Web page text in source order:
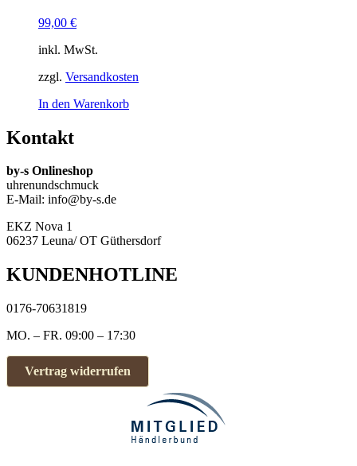
99,00 €
inkl. MwSt.
zzgl. Versandkosten
In den Warenkorb
Kontakt
by-s Onlineshop
uhrenundschmuck
E-Mail: info@by-s.de
EKZ Nova 1
06237 Leuna/ OT Güthersdorf
KUNDENHOTLINE
0176-70631819
MO. – FR. 09:00 – 17:30
Vertrag widerrufen